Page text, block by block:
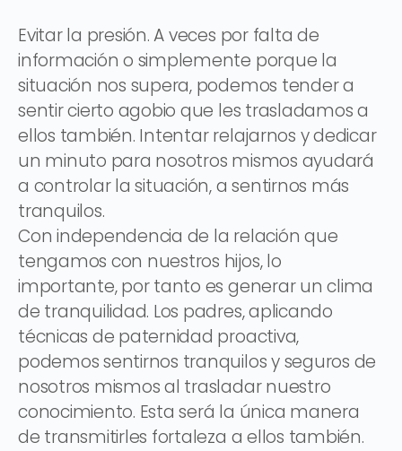
Evitar la presión. A veces por falta de
información o simplemente porque la
situación nos supera, podemos tender a
sentir cierto agobio que les trasladamos a
ellos también. Intentar relajarnos y dedicar
un minuto para nosotros mismos ayudará
a controlar la situación, a sentirnos más
tranquilos.
Con independencia de la relación que
tengamos con nuestros hijos, lo
importante, por tanto es generar un clima
de tranquilidad. Los padres, aplicando
técnicas de paternidad proactiva,
podemos sentirnos tranquilos y seguros de
nosotros mismos al trasladar nuestro
conocimiento. Esta será la única manera
de transmitirles fortaleza a ellos también.